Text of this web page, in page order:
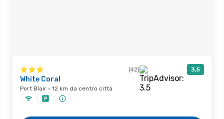
(42) 3,5
White Coral
Port Blair · 12 km da centro città